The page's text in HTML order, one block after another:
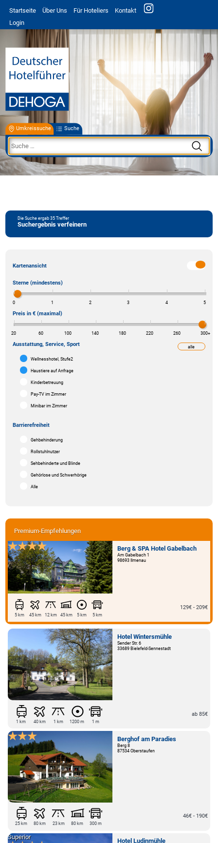
Startseite Über Uns Für Hoteliers
Kontakt
Login
Umkreissuche Suche
Premium-Empfehlungen
Berg & SPA Hotel Gabelbach
Am Gabelbach 1
98693 Ilmenau
5 km 45 km 12 km 45 km 5 km 5 km
129€ - 209€
Hotel Wintersmühle
Sender Str. 6
33689 Bielefeld-Sennestadt
1 km 40 km 1 km 1200 m 1 m
ab 85€
Berghof am Paradies
Berg 8
87534 Oberstaufen
25 km 80 km 23 km 80 km 300 m
46€ - 190€
Hotel Ludinmühle
Superior
Die Suche ergab35Treffer
Suchergebnis verfeinern
Kartenansicht
Sterne (mindestens)
0 1 2 3 4 5
Preis in € (maximal)
20 60 100 140 180 220 260 300+
alle
Ausstattung, Service, Sport
Wellnesshotel, Stufe2
Haustiere auf Anfrage
Kinderbetreuung
Pay-TV im Zimmer
Minibar im Zimmer
Barrierefreiheit
Gehbehinderung
Rollstuhlnutzer
Sehbehinderte und Blinde
Gehörlose und Schwerhörige
Alle